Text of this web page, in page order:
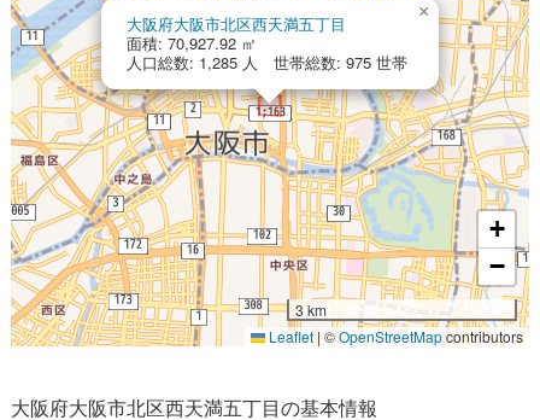
大阪府大阪市北区西天満五丁目
面積: 70,927.92 ㎡
人口総数: 1,285 人 世帯総数: 975 世帯
×
+
−
3 km
Leaflet | ©OpenStreetMapcontributors
大阪府大阪市北区西天満五丁目の基本情報